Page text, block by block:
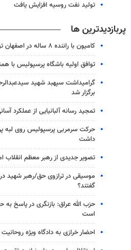
تولید نفت روسیه افزایش یافت
پربازدیدترین ها
کامیون با راننده ۸ ساله در اصفهان توقیف شد
توافق اولیه باشگاه پرسپولیس با
گرامیداشت سپهبد شهید
برگزار شد
تمجید رسانه آلبانیایی از عملکرد
حرکت سرمربی پرسپولیس روی لبه
داشت
تصویر جدیدی از رهبر معظم انقلاب
موسیقی در ترازوی حق/رهبر شهید
گفتند؟
حزب الله عراق: بازنگری در پاسخ به
است
احضار خرازی به دادگاه ویژه روحانیت